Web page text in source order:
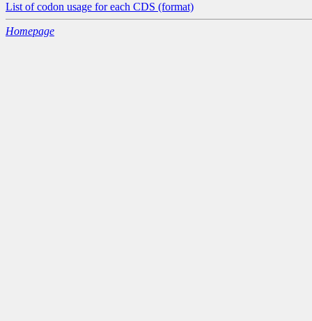
List of codon usage for each CDS (format)
Homepage